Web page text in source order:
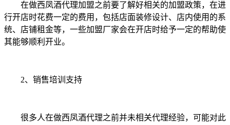
在做西凤酒代理加盟之前要了解好相关的加盟政策，在进
行开店时花费一定的费用，包括店面装修设计、店内使用的系
统、店铺租金等，一些加盟厂家会在开店时给予一定的帮助使
其能够顺利开业。
2、销售培训支持
很多人在做西凤酒代理之前并未相关代理经验，可能对此